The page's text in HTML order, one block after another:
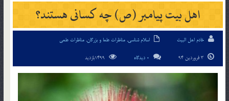
اهل بيت پيامبر (ص) چه كسانی هستند؟
خادم اهل البیت اسلام شناسی, مناظرات علما و بزرگان, مناظرات علمی
0 دیدگاه